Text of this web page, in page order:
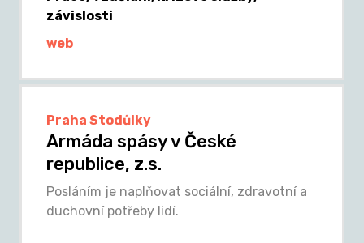
závislosti
web
Praha Stodůlky
Armáda spásy v České
republice, z.s.
Posláním je naplňovat sociální, zdravotní a
duchovní potřeby lidí.